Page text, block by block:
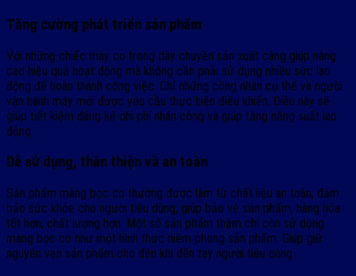
Tăng cường phát triển sản phẩm
Với những chiếc máy co trong dây chuyền sản xuất càng giúp nâng
cao hiệu quả hoạt động mà không cần phải sử dụng nhiều sức lao
động để hoàn thành công việc. Chỉ những công nhân cụ thể và người
vận hành máy mới được yêu cầu thực hiện điều khiển. Điều này sẽ
giúp tiết kiệm đáng kể chi phí nhân công và giúp tăng năng suất lao
động.
Dễ sử dụng, thân thiện và an toàn
Sản phẩm màng bọc co thường được làm từ chất liệu an toàn, đảm
bảo sức khỏe cho người tiêu dùng, giúp bảo vệ sản phẩm, hàng hóa
tốt hơn, chất lượng hơn. Một số sản phẩm thậm chí còn sử dụng
màng bọc co như một hình thức niêm phong sản phẩm. Giúp giữ
nguyên vẹn sản phẩm cho đến khi đến tay người tiêu dùng.